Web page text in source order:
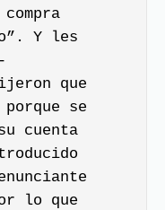
Y les
que
se
cuenta
lo que